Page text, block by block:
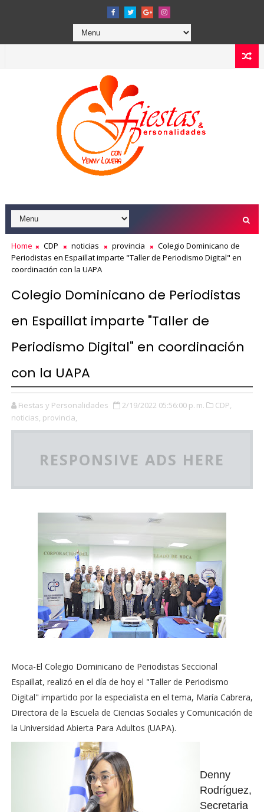
Home CDP noticias provincia
Colegio Dominicano de
Periodistas en Espaillat imparte "Taller de Periodismo Digital" en
coordinación con la UAPA
Colegio Dominicano de Periodistas
en Espaillat imparte "Taller de
Periodismo Digital" en coordinación
con la UAPA
Fiestas y Personalidades 2/19/2022 05:56:00 p. m.
CDP,
noticias, provincia,
RESPONSIVE ADS HERE
Moca-El Colegio Dominicano de Periodistas Seccional
Espaillat, realizó en el día de hoy el "Taller de Periodismo
Digital" impartido por la especialista en el tema, María Cabrera,
Directora de la Escuela de Ciencias Sociales y Comunicación de
la Universidad Abierta Para Adultos (UAPA).
Denny
Rodríguez,
Secretaria